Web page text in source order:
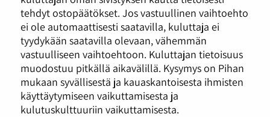
tehdyt ostopäätökset. Jos vastuullinen vaihtoehto
ei ole automaattisesti saatavilla, kuluttaja ei
tyydykään saatavilla olevaan, vähemmän
vastuulliseen vaihtoehtoon. Kuluttajan tietoisuus
muodostuu pitkällä aikavälillä. Kysymys on Pihan
mukaan syvällisestä ja kauaskantoisesta ihmisten
käyttäytymiseen vaikuttamisesta ja
kulutuskulttuuriin vaikuttamisesta.